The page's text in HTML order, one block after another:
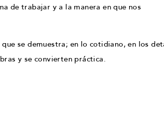
de trabajar y a la manera en que nos
se demuestra; en lo cotidiano, en los
y se convierten práctica.